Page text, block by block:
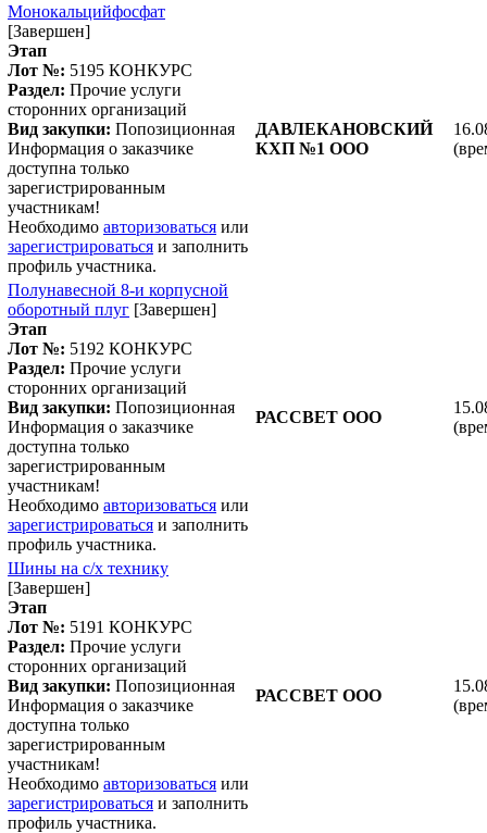
Монокальцийфосфат
[Завершен]
Этап
Лот №: 5195 КОНКУРС
Раздел: Прочие услуги
сторонних организаций
Вид закупки: Попозиционная
Информация о заказчике
доступна только
зарегистрированным
участникам!
Необходимо авторизоваться или
зарегистрироваться и заполнить
профиль участника.
ДАВЛЕКАНОВСКИЙ
КХП №1 ООО
Полунавесной 8-и корпусной
оборотный плуг [Завершен]
Этап
Лот №: 5192 КОНКУРС
Раздел: Прочие услуги
сторонних организаций
Вид закупки: Попозиционная
Информация о заказчике
доступна только
зарегистрированным
участникам!
Необходимо авторизоваться или
зарегистрироваться и заполнить
профиль участника.
РАССВЕТ ООО
Шины на с/х технику
[Завершен]
Этап
Лот №: 5191 КОНКУРС
Раздел: Прочие услуги
сторонних организаций
Вид закупки: Попозиционная
Информация о заказчике
доступна только
зарегистрированным
участникам!
Необходимо авторизоваться или
зарегистрироваться и заполнить
профиль участника.
РАССВЕТ ООО